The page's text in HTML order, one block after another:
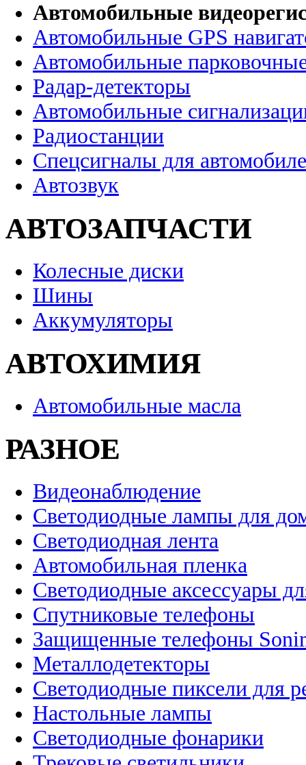
Автомобильные
Автомобильные GPS
Автомобильные
Радар-детекторы
Автомобильные
Радиостанции
Спецсигналы для
Автозвук
АВТОЗАПЧАСТИ
Колесные диски
Шины
Аккумуляторы
АВТОХИМИЯ
Автомобильные масла
РАЗНОЕ
Видеонаблюдение
Светодиодные лампы для
Светодиодная лента
Автомобильная пленка
Светодиодные аксессуары
Спутниковые телефоны
Защищенные телефоны
Металлодетекторы
Светодиодные пиксели для
Настольные лампы
Светодиодные фонарики